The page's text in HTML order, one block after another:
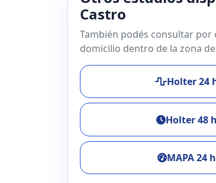
Castro
También podés consultar
domicilio dentro de la zona
Holter 24
Holter 48
MAPA 24